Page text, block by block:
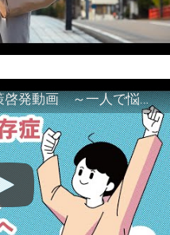
「ギャンブル等依存症対策啓発動画 ～一人で悩まず、家族で悩まず、まず！相談機関へ～」